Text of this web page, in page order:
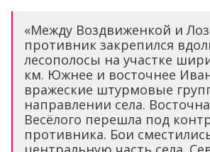
«Между Воздвиженкой и
противник закрепился
лесополосы на участке
км. Южнее и восточнее
вражеские штурмовые
направлении села.
Весёлого перешла под
противника. Бои